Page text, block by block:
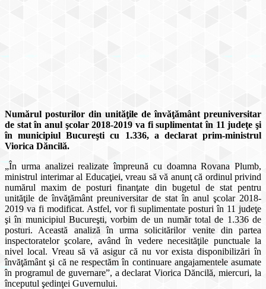
Numărul posturilor din unităţile de învăţământ preuniversitar
de stat în anul şcolar 2018-2019 va fi suplimentat în 11 judeţe şi
în municipiul Bucureşti cu 1.336, a declarat prim-ministrul
Viorica Dăncilă.
„În urma analizei realizate împreună cu doamna Rovana Plumb,
ministrul interimar al Educaţiei, vreau să vă anunţ că ordinul privind
numărul maxim de posturi finanţate din bugetul de stat pentru
unităţile de învăţământ preuniversitar de stat în anul şcolar 2018-
2019 va fi modificat. Astfel, vor fi suplimentate posturi în 11 judeţe
şi în municipiul Bucureşti, vorbim de un număr total de 1.336 de
posturi. Această analiză în urma solicitărilor venite din partea
inspectoratelor şcolare, având în vedere necesităţile punctuale la
nivel local. Vreau să vă asigur că nu vor exista disponibilizări în
învăţământ şi că ne respectăm în continuare angajamentele asumate
în programul de guvernare”, a declarat Viorica Dăncilă, miercuri, la
începutul şedinţei Guvernului.